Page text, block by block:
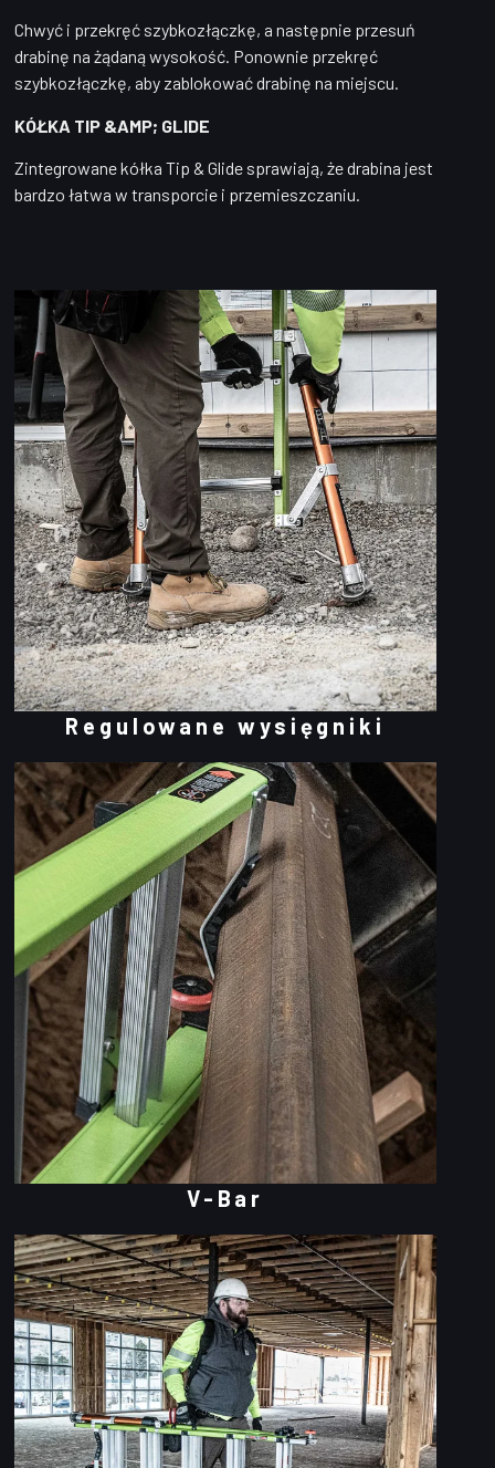
Chwyć i przekręć szybkozłączkę, a następnie przesuń
drabinę na żądaną wysokość. Ponownie przekręć
szybkozłączkę, aby zablokować drabinę na miejscu.
KÓŁKA TIP &AMP; GLIDE
Zintegrowane kółka Tip & Glide sprawiają, że drabina jest
bardzo łatwa w transporcie i przemieszczaniu.
Regulowane wysięgniki
V-Bar